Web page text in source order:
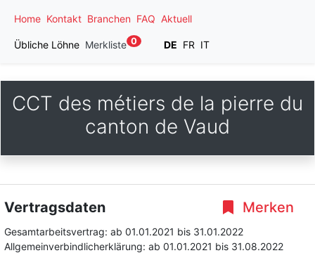
Home Kontakt Branchen FAQ Aktuell
Übliche Löhne Merkliste 0 DE FR IT
CCT des métiers de la pierre du
canton de Vaud
Merken
Vertragsdaten
Gesamtarbeitsvertrag: ab 01.01.2021 bis 31.01.2022
Allgemeinverbindlicherklärung: ab 01.01.2021 bis 31.08.2022